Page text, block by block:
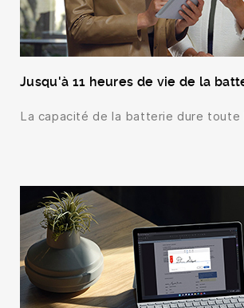
Jusqu'à 11 heures de vie de la
La capacité de la batterie dure toute